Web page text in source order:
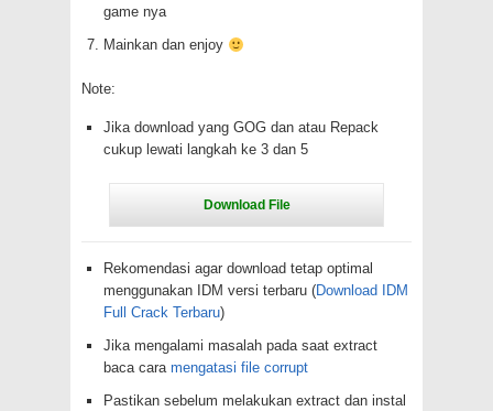
game nya
Mainkan dan enjoy
Note:
Jika download yang GOG dan atau Repack
cukup lewati langkah ke 3 dan 5
Rekomendasi agar download tetap optimal
menggunakan IDM versi terbaru (Download IDM
Full Crack Terbaru)
Jika mengalami masalah pada saat extract
baca cara mengatasi file corrupt
Pastikan sebelum melakukan extract dan instal